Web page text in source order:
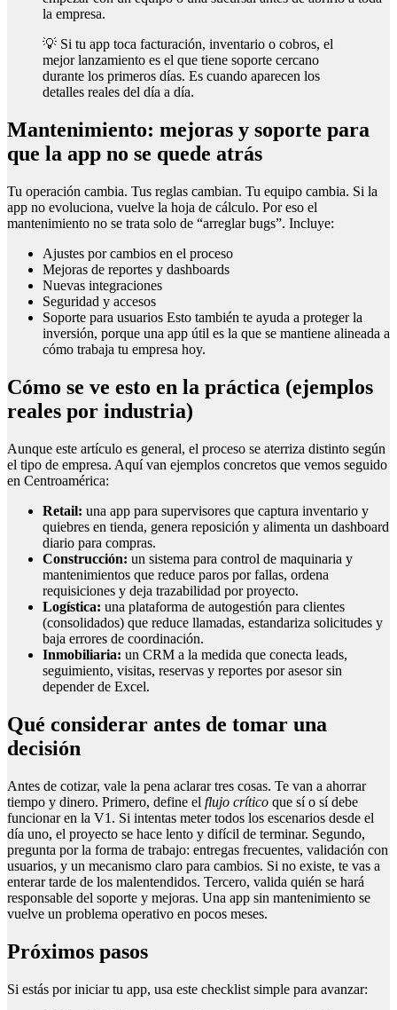
la empresa.
💡 Si tu app toca facturación, inventario o cobros, el
mejor lanzamiento es el que tiene soporte cercano
durante los primeros días. Es cuando aparecen los
detalles reales del día a día.
Mantenimiento: mejoras y soporte para
que la app no se quede atrás
Tu operación cambia. Tus reglas cambian. Tu equipo cambia. Si la
app no evoluciona, vuelve la hoja de cálculo. Por eso el
mantenimiento no se trata solo de “arreglar bugs”. Incluye:
Ajustes por cambios en el proceso
Mejoras de reportes y dashboards
Nuevas integraciones
Seguridad y accesos
Soporte para usuarios Esto también te ayuda a proteger la
inversión, porque una app útil es la que se mantiene alineada a
cómo trabaja tu empresa hoy.
Cómo se ve esto en la práctica (ejemplos
reales por industria)
Aunque este artículo es general, el proceso se aterriza distinto según
el tipo de empresa. Aquí van ejemplos concretos que vemos seguido
en Centroamérica:
Retail: una app para supervisores que captura inventario y
quiebres en tienda, genera reposición y alimenta un dashboard
diario para compras.
Construcción: un sistema para control de maquinaria y
mantenimientos que reduce paros por fallas, ordena
requisiciones y deja trazabilidad por proyecto.
Logística: una plataforma de autogestión para clientes
(consolidados) que reduce llamadas, estandariza solicitudes y
baja errores de coordinación.
Inmobiliaria: un CRM a la medida que conecta leads,
seguimiento, visitas, reservas y reportes por asesor sin
depender de Excel.
Qué considerar antes de tomar una
decisión
Antes de cotizar, vale la pena aclarar tres cosas. Te van a ahorrar
tiempo y dinero. Primero, define el flujo crítico que sí o sí debe
funcionar en la V1. Si intentas meter todos los escenarios desde el
día uno, el proyecto se hace lento y difícil de terminar. Segundo,
pregunta por la forma de trabajo: entregas frecuentes, validación con
usuarios, y un mecanismo claro para cambios. Si no existe, te vas a
enterar tarde de los malentendidos. Tercero, valida quién se hará
responsable del soporte y mejoras. Una app sin mantenimiento se
vuelve un problema operativo en pocos meses.
Próximos pasos
Si estás por iniciar tu app, usa este checklist simple para avanzar: